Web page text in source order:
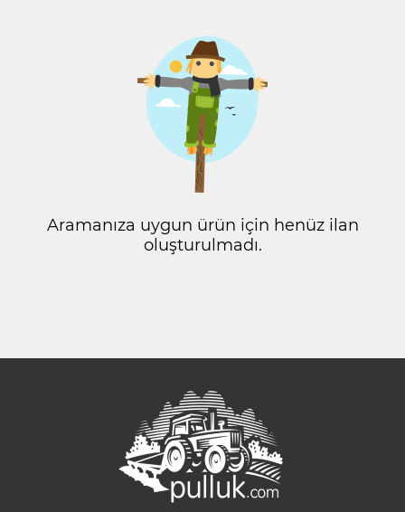
Aramanıza uygun ürün için henüz ilan
oluşturulmadı.